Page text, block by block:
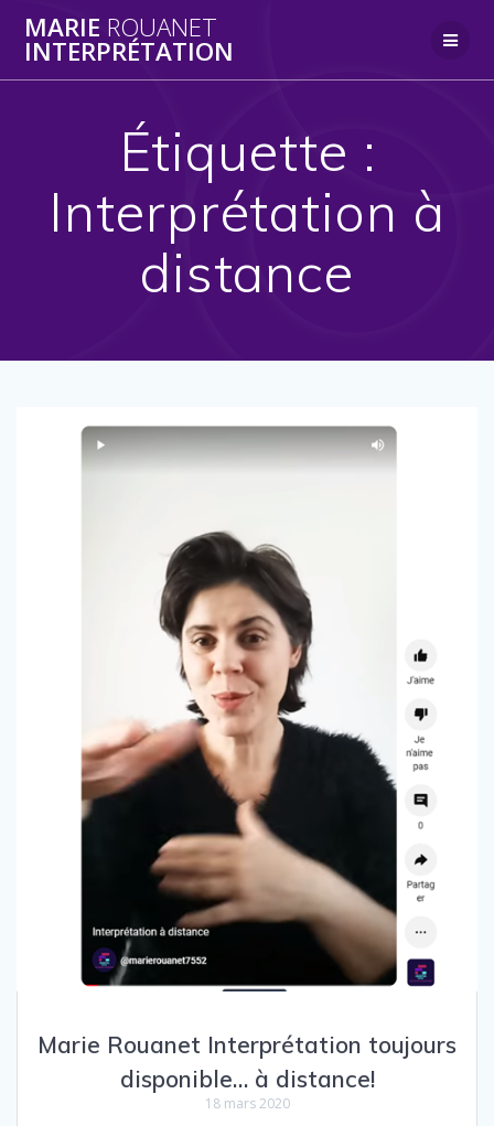
MARIE ROUANET
INTERPRÉTATION
Étiquette :
Interprétation à
distance
Marie Rouanet Interprétation toujours
disponible… à distance!
18 mars 2020